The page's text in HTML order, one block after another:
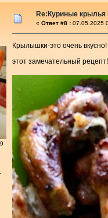
Re:Куриные крылья
« Ответ #8 : 07.05.2025
Крылышки-это очень
этот замечательный